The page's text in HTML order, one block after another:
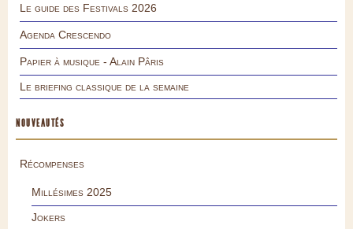
Le guide des Festivals 2026
Agenda Crescendo
Papier à musique - Alain Pâris
Le briefing classique de la semaine
NOUVEAUTÉS
Récompenses
Millésimes 2025
Jokers